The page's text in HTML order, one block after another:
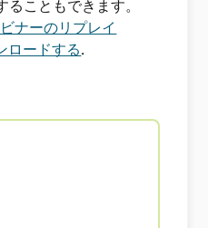
ることもできます。
ナーのリプレイ
ロードする.